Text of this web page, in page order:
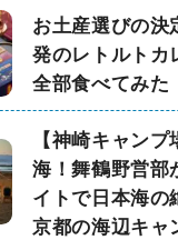
お土産選びの決
発のレトルトカ
全部食べてみた
【神崎キャン
海！舞鶴野営部
イトで日本海の
京都の海辺キャ